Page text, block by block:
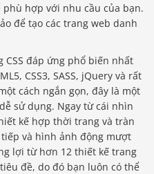
hợp với nhu cầu của bạn.
để tạo các trang web danh
CSS đáp ứng phổ biến nhất
CSS3, SASS, jQuery và rất
cách ngắn gọn, đây là một
sử dụng. Ngay từ cái nhìn
kế hợp thời trang và tràn
và hình ảnh động mượt
lợi từ hơn 12 thiết kế trang
đề, do đó bạn luôn có thể